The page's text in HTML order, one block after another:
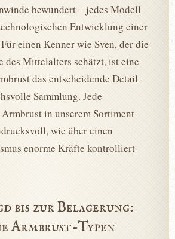
bewundert – jedes Modell
Entwicklung einer
einen Kenner wie Sven, der die
des Mittelalters schätzt, ist eine
das entscheidende Detail
Sammlung. Jede
in unserem Sortiment
wie über einen
enorme Kräfte kontrolliert
bis zur Belagerung:
Armbrust-Typen